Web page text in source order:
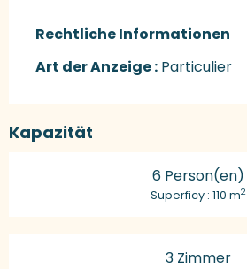
Rechtliche Informationen
Rechtliche Informationen
Art der Anzeige : Particulier
Kapazität
6 Person(en)
Superficy : 110 m2
3 Zimmer